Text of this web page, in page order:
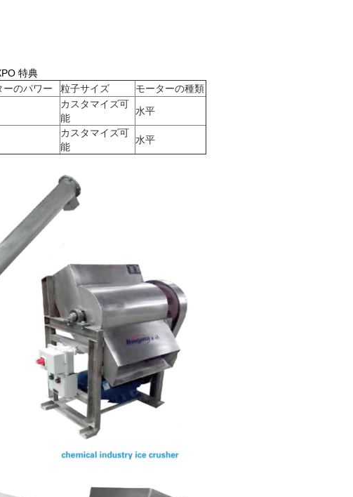
特典
ーのパワー 粒子サイズ
モーターの種類
カスタマイズ可
能
水平
カスタマイズ可
能
水平